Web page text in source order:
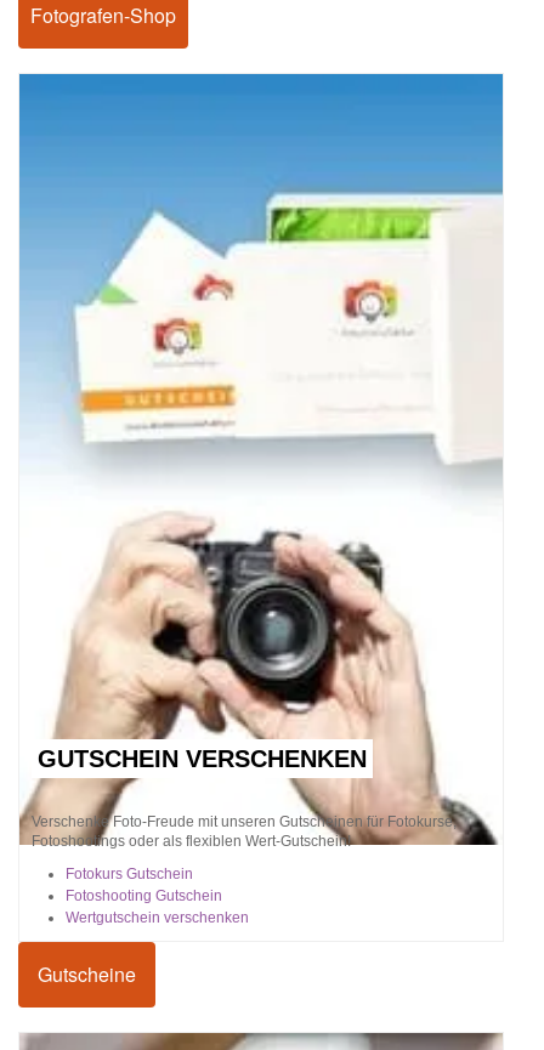
Fotografen-Shop
GUTSCHEIN VERSCHENKEN
Verschenke Foto-Freude mit unseren Gutscheinen für Fotokurse,
Fotoshootings oder als flexiblen Wert-Gutschein!
Fotokurs Gutschein
Fotoshooting Gutschein
Wertgutschein verschenken
Gutscheine